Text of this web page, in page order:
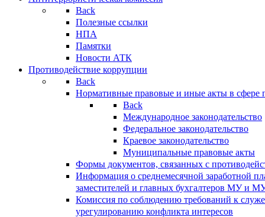
Back
Полезные ссылки
НПА
Памятки
Новости АТК
Противодействие коррупции
Back
Нормативные правовые и иные акты в сфере
Back
Международное законодательство
Федеральное законодательство
Краевое законодательство
Муниципальные правовые акты
Формы документов, связанных с
Информация о среднемесячной заработной
заместителей и главных бухгалтеров МУ и
Комиссия по соблюдению требований к
урегулированию конфликта интересов